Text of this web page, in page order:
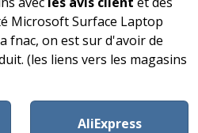
Microsoft Surface Laptop
fnac, on est sur d'avoir de
(les liens vers les magasins
AliExpress